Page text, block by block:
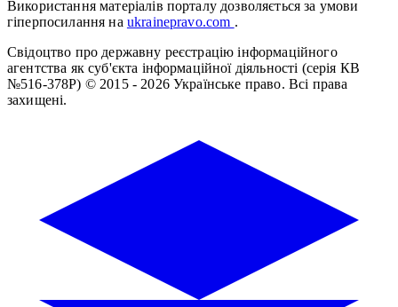
Використання матеріалів порталу дозволяється за умови
гіперпосилання на ukrainepravo.com .
Свідоцтво про державну реєстрацію інформаційного
агентства як суб'єкта інформаційної діяльності (серія КВ
№516-378Р) © 2015 - 2026 Українське право. Всі права
захищені.